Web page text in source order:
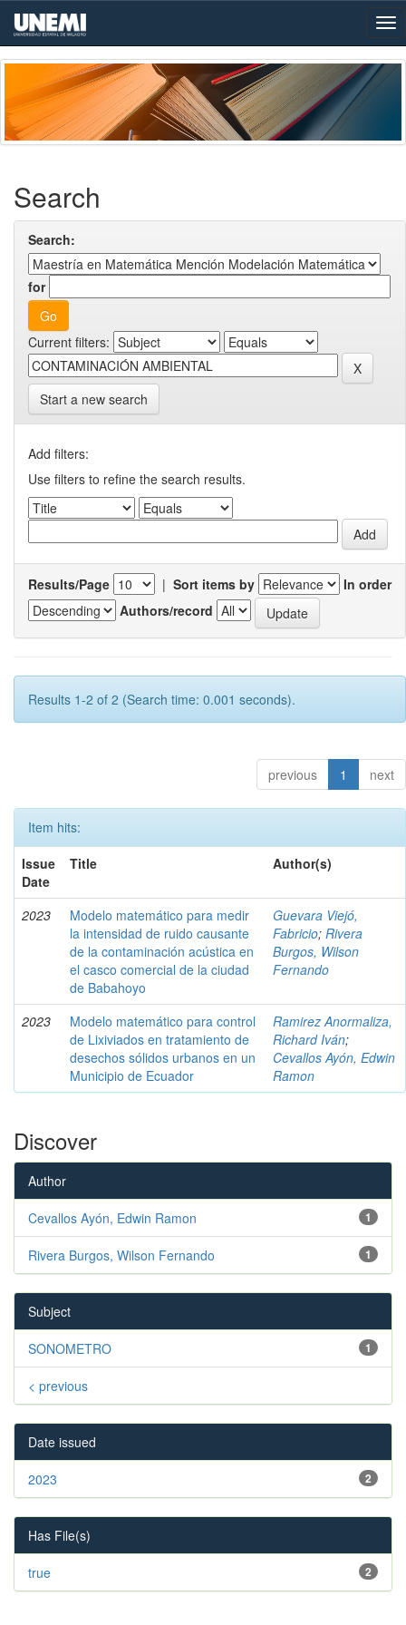
Skip
navigation
Search
Search:
for
Current filters:
Start a new search
Add filters:
Use filters to refine the search results.
Results/Page | Sort items by
In order
Authors/record
Results 1-2 of 2 (Search time: 0.001 seconds).
previous 1 next
Item hits:
Issue
Date
Title Author(s)
2023
Modelo matemático para medir
la intensidad de ruido causante
de la contaminación acústica en
el casco comercial de la ciudad
de Babahoyo
Guevara Viejó,
Fabricio; Rivera
Burgos, Wilson
Fernando
2023
Modelo matemático para control
de Lixiviados en tratamiento de
desechos sólidos urbanos en un
Municipio de Ecuador
Ramirez Anormaliza,
Richard Iván;
Cevallos Ayón, Edwin
Ramon
Discover
Author
1
Cevallos Ayón, Edwin Ramon
1
Rivera Burgos, Wilson Fernando
Subject
1
SONOMETRO
< previous
Date issued
2
2023
Has File(s)
2
true